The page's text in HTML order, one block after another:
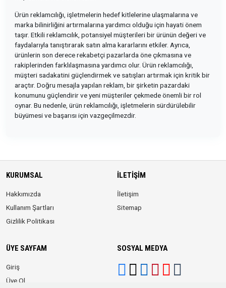
Ürün reklamcılığı, işletmelerin hedef kitlelerine ulaşmalarına ve
marka bilinirliğini artırmalarına yardımcı olduğu için hayati önem
taşır. Etkili reklamcılık, potansiyel müşterileri bir ürünün değeri ve
faydalarıyla tanıştırarak satın alma kararlarını etkiler. Ayrıca,
ürünlerin son derece rekabetçi pazarlarda öne çıkmasına ve
rakiplerinden farklılaşmasına yardımcı olur. Ürün reklamcılığı,
müşteri sadakatini güçlendirmek ve satışları artırmak için kritik bir
araçtır. Doğru mesajla yapılan reklam, bir şirketin pazardaki
konumunu güçlendirir ve yeni müşteriler çekmede önemli bir rol
oynar. Bu nedenle, ürün reklamcılığı, işletmelerin sürdürülebilir
büyümesi ve başarısı için vazgeçilmezdir.
KURUMSAL
Hakkımızda
Kullanım Şartları
Gizlilik Politikası
İLETIŞIM
İletişim
Sitemap
ÜYE SAYFAM
Giriş
Üye Ol
SOSYAL MEDYA